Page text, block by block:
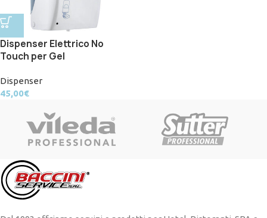
Dispenser Elettrico No
Touch per Gel
Dispenser
45,00€